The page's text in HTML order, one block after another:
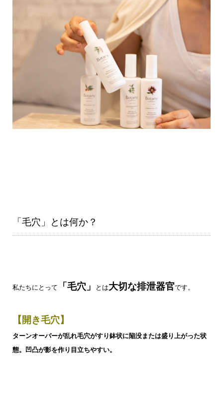
「毛穴」とは何か？
私たちにとって 「毛穴」 とは大切な排泄器官です。
【開き毛穴】
ターンオーバーが乱れ毛穴がすり鉢状に陥没または盛り上がった状
態。
凹凸が影を作り目立ちやすい。